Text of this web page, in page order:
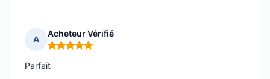
A
Acheteur Vérifié
Note : 5 sur 5
Parfait